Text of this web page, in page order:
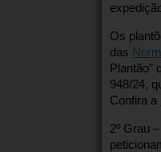
Os
das
Plantão”
948/24,
Confira a
2º Grau